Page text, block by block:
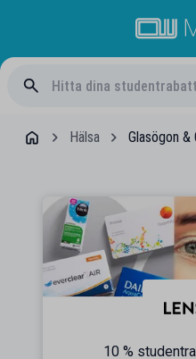
Hälsa Glasögon &
10 %